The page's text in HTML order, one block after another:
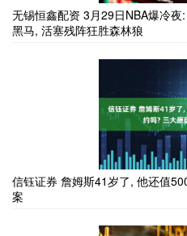
无锡恒鑫配资 3月29日NBA爆冷
黑马, 活塞残阵狂胜森林狼
信钰证券 詹姆斯41岁了, 他还值
案